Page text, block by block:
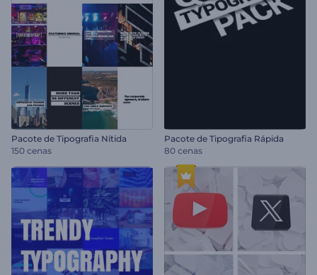
Pacote de Tipografia Nítida
150 cenas
Pacote de Tipografia Rápida
80 cenas